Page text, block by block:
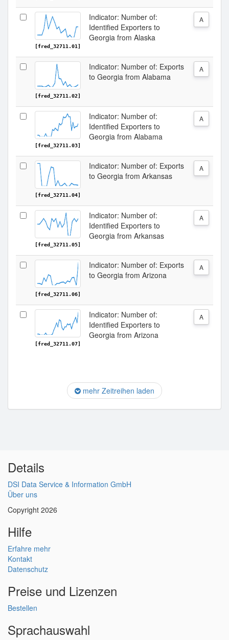
[fred_32711.01]
Indicator: Number of:
Identified Exporters to
Georgia from Alaska
A
[fred_32711.02]
Indicator: Number of: Exports
to Georgia from Alabama
A
[fred_32711.03]
Indicator: Number of:
Identified Exporters to
Georgia from Alabama
A
[fred_32711.04]
Indicator: Number of: Exports
to Georgia from Arkansas
A
[fred_32711.05]
Indicator: Number of:
Identified Exporters to
Georgia from Arkansas
A
[fred_32711.06]
Indicator: Number of: Exports
to Georgia from Arizona
A
[fred_32711.07]
Indicator: Number of:
Identified Exporters to
Georgia from Arizona
A
mehr Zeitreihen laden
Details
DSI Data Service & Information GmbH
Über uns
Copyright 2026
Hilfe
Erfahre mehr
Kontakt
Datenschutz
Preise und Lizenzen
Bestellen
Sprachauswahl